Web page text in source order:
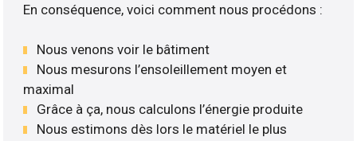
En conséquence, voici comment nous procédons :
Nous venons voir le bâtiment
Nous mesurons l’ensoleillement moyen et
maximal
Grâce à ça, nous calculons l’énergie produite
Nous estimons dès lors le matériel le plus